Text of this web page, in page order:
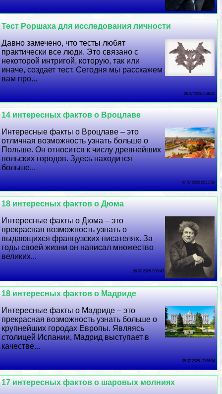
Тест Роршаха для исследования личности
Давно замечено, что тесты любят
пpaктически все люди. Это связано с
некоторой интригой, которую, так или
иначе, создает тест. Сегодня мы расскажем
вам про...
08 07 2026 7:38:25
14 интересных фактов о Вроцлаве
Интересные факты о Вроцлаве – это
отличная возможность узнать больше о
Польше. Он относится к числу древнейших
польских городов. Здесь находится
больше...
07 07 2026 22:17:58
18 интересных фактов о Дюма
Интересные факты о Дюма – это
прекрасная возможность узнать о
выдающихся французских писателях. За
годы своей жизни он написал множество
великих...
06 07 2026 7:30:40
18 интересных фактов о Мадриде
Интересные факты о Мадриде – это
прекрасная возможность узнать больше о
крупнейших городах Европы. Являясь
столицей Испании, Мадрид выступает в
качестве...
05 07 2026 17:26:34
17 интересных фактов о шаровых молниях